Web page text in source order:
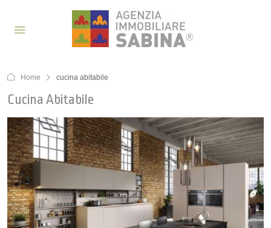
Home cucina abitabile
Cucina Abitabile